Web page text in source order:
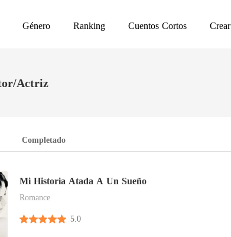
Género Ranking Cuentos Cortos Crear
Actriz
Completado
Mi Historia Atada A Un Sueño
Romance
5.0